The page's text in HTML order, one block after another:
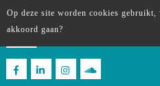
Op deze site worden cookies gebruikt,
akkoord gaan?